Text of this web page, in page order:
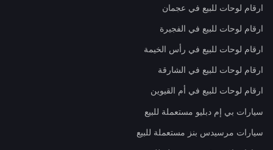
ارقام لوحات للبيع في عجمان
ارقام لوحات للبيع في الفجيرة
ارقام لوحات للبيع في رأس الخيمة
ارقام لوحات للبيع في الشارقة
ارقام لوحات للبيع في أم القيوين
سيارات بي إم دبليو مستعملة للبيع
سيارات مرسيدس بنز مستعملة للبيع